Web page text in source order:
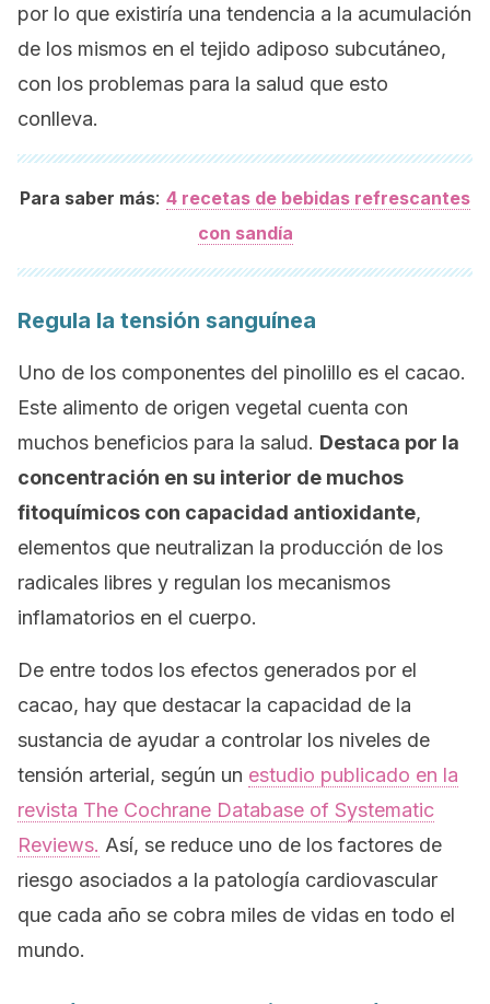
por lo que existiría una tendencia a la acumulación
de los mismos en el tejido adiposo subcutáneo,
con los problemas para la salud que esto
conlleva.
Para saber más: 4 recetas de bebidas refrescantes
con sandía
Regula la tensión sanguínea
Uno de los componentes del pinolillo es el cacao.
Este alimento de origen vegetal cuenta con
muchos beneficios para la salud. Destaca por la
concentración en su interior de muchos
fitoquímicos con capacidad antioxidante,
elementos que neutralizan la producción de los
radicales libres y regulan los mecanismos
inflamatorios en el cuerpo.
De entre todos los efectos generados por el
cacao, hay que destacar la capacidad de la
sustancia de ayudar a controlar los niveles de
tensión arterial, según un estudio publicado en la
revista The Cochrane Database of Systematic
Reviews. Así, se reduce uno de los factores de
riesgo asociados a la patología cardiovascular
que cada año se cobra miles de vidas en todo el
mundo.